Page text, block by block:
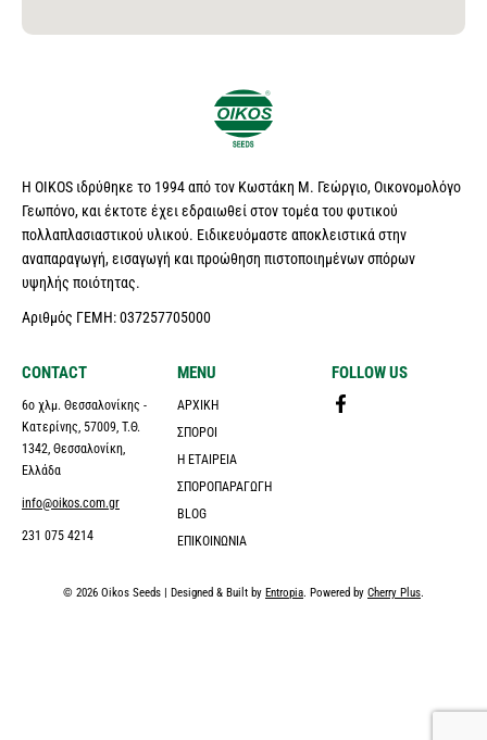
Η OIKOS ιδρύθηκε το 1994 από τον Κωστάκη Μ. Γεώργιο, Οικονομολόγο
Γεωπόνο, και έκτοτε έχει εδραιωθεί στον τομέα του φυτικού
πολλαπλασιαστικού υλικού. Ειδικευόμαστε αποκλειστικά στην
αναπαραγωγή, εισαγωγή και προώθηση πιστοποιημένων σπόρων
υψηλής ποιότητας.
Αριθμός ΓΕΜΗ: 037257705000
CONTACT
6ο χλμ. Θεσσαλονίκης -
Κατερίνης, 57009, Τ.Θ.
1342, Θεσσαλονίκη,
Ελλάδα
info@oikos.com.gr
231 075 4214
MENU
ΑΡΧΙΚΉ
ΣΠΌΡΟΙ
Η ΕΤΑΙΡΕΊΑ
ΣΠΟΡΟΠΑΡΑΓΩΓΉ
BLOG
ΕΠΙΚΟΙΝΩΝΊΑ
FOLLOW US
© 2026 Oikos Seeds | Designed & Built by Entropia. Powered by Cherry Plus.